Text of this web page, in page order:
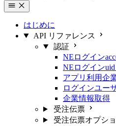
はじめに
API リファレンス
認証
NEログイン
NEログインuid
アプリ利用企
ログインユー
企業情報取得
受注伝票
受注伝票オプシ